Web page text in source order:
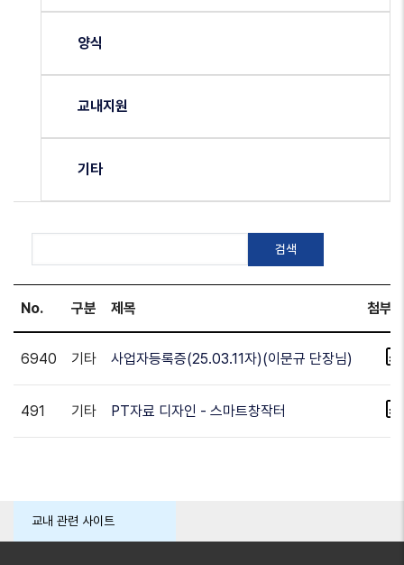
양식
교내지원
기타
No. 구분 제목 첨부
6940 기타 사업자등록증(25.03.11자)(이문규 단장님)
491 기타 PT자료 디자인 - 스마트창작터
교내 관련 사이트